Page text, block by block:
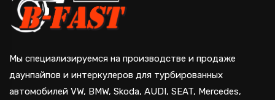
Мы специализируемся на производстве и продаже
даунпайпов и интеркулеров для турбированных
автомобилей VW, BMW, Skoda, AUDI, SEAT, Mercedes,